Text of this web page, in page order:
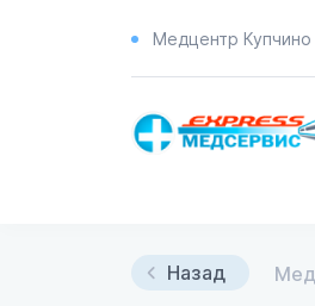
Медцентр Купчино
Назад